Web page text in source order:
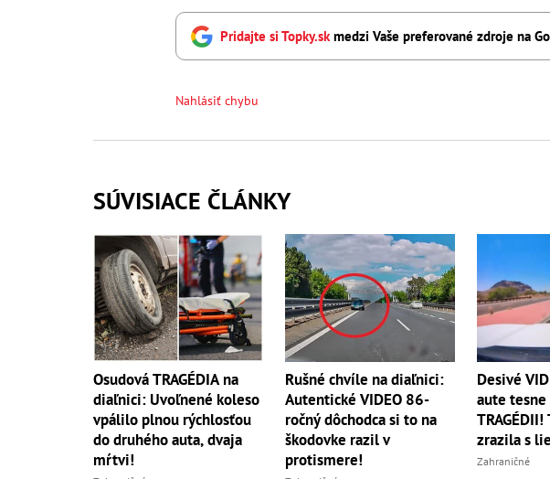
Pridajte si Topky.skmedzi Vaše preferované zdroje na
Nahlásiť chybu
SÚVISIACE ČLÁNKY
Osudová TRAGÉDIA na
diaľnici: Uvoľnené koleso
vpálilo plnou rýchlosťou
do druhého auta, dvaja
mŕtvi!
Rušné chvíle na diaľnici:
Autentické VIDEO 86-
ročný dôchodca si to na
škodovke razil v
protismere!
Desivé
aute
TRAGÉDII!
zrazila s
Zahraničné